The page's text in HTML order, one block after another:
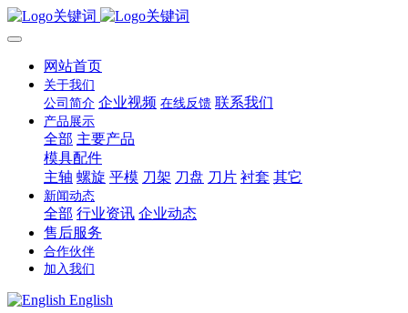
网站首页
关于我们
公司简介 企业视频 在线反馈 联系我们
产品展示
全部 主要产品
模具配件
主轴 螺旋 平模 刀架 刀盘 刀片 衬套 其它
新闻动态
全部 行业资讯 企业动态
售后服务
合作伙伴
加入我们
English